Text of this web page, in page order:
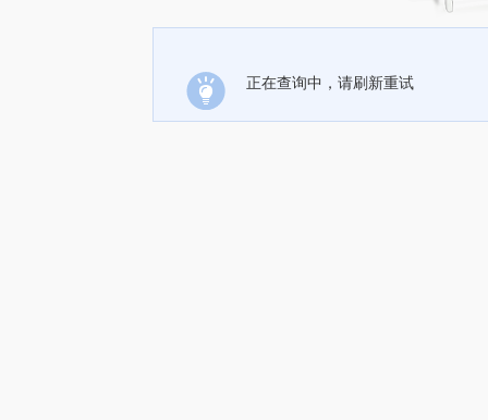
正在查询中，请刷新重试